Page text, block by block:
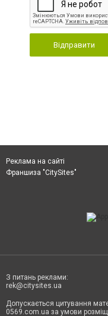
Відправити
Реклама на сайті
Франшиза "CitySites"
З питань реклами:
rek@citysites.ua
Допускається цитування
0569.com.ua за умови